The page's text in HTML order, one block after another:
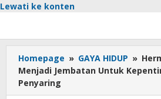
Lewati ke konten
Homepage » GAYA HIDUP »
Menjadi Jembatan Untuk
Penyaring